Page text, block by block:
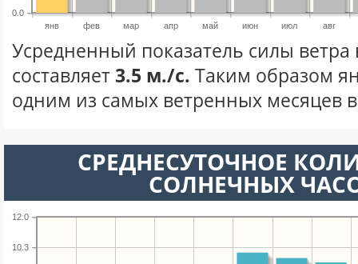
янв фев мар апр май июн июл авг
0.0
Усредненный показатель силы ветра
составляет3.5 м./с. Таким образом
одним из самых ветренных месяцев в
СРЕДНЕСУТОЧНОЕ
СОЛНЕЧНЫХ
10.3
12.0